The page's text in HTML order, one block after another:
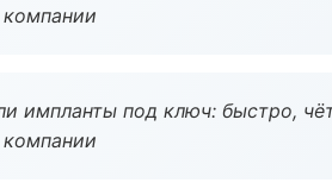
импланты под ключ: быстро,